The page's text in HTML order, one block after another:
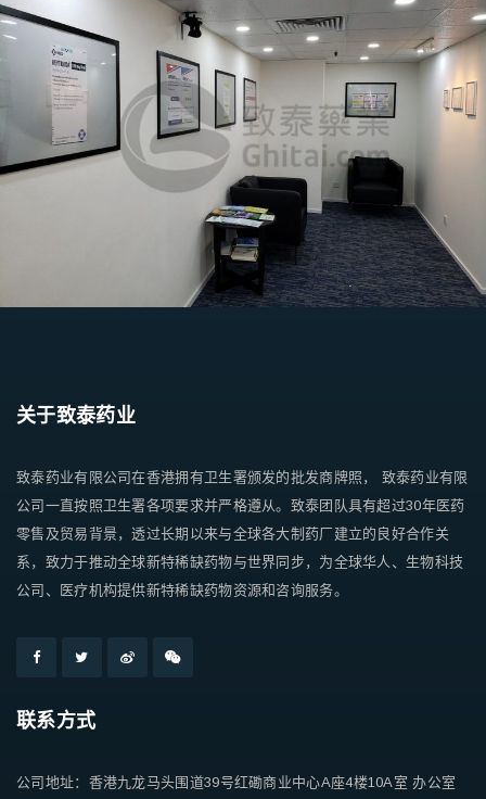
关于致泰药业
致泰药业有限公司在香港拥有卫生署颁发的批发商牌照， 致泰药业有限
公司一直按照卫生署各项要求并严格遵从。致泰团队具有超过30年医药
零售及贸易背景，透过长期以来与全球各大制药厂建立的良好合作关
系，致力于推动全球新特稀缺药物与世界同步，为全球华人、生物科技
公司、医疗机构提供新特稀缺药物资源和咨询服务。
联系方式
公司地址：香港九龙马头围道39号红磡商业中心A座4楼10A室 办公室